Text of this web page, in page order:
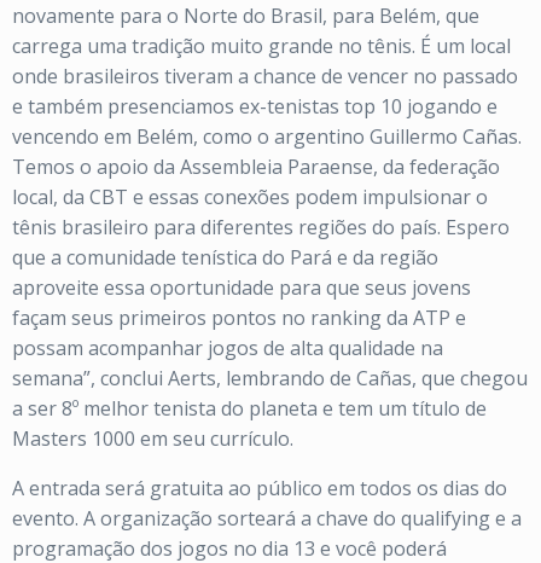
novamente para o Norte do Brasil, para Belém, que
carrega uma tradição muito grande no tênis. É um local
onde brasileiros tiveram a chance de vencer no passado
e também presenciamos ex-tenistas top 10 jogando e
vencendo em Belém, como o argentino Guillermo Cañas.
Temos o apoio da Assembleia Paraense, da federação
local, da CBT e essas conexões podem impulsionar o
tênis brasileiro para diferentes regiões do país. Espero
que a comunidade tenística do Pará e da região
aproveite essa oportunidade para que seus jovens
façam seus primeiros pontos no ranking da ATP e
possam acompanhar jogos de alta qualidade na
semana”, conclui Aerts, lembrando de Cañas, que chegou
a ser 8º melhor tenista do planeta e tem um título de
Masters 1000 em seu currículo.
A entrada será gratuita ao público em todos os dias do
evento. A organização sorteará a chave do qualifying e a
programação dos jogos no dia 13 e você poderá